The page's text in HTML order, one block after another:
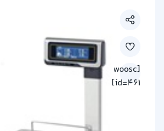
[woosc
id=461]